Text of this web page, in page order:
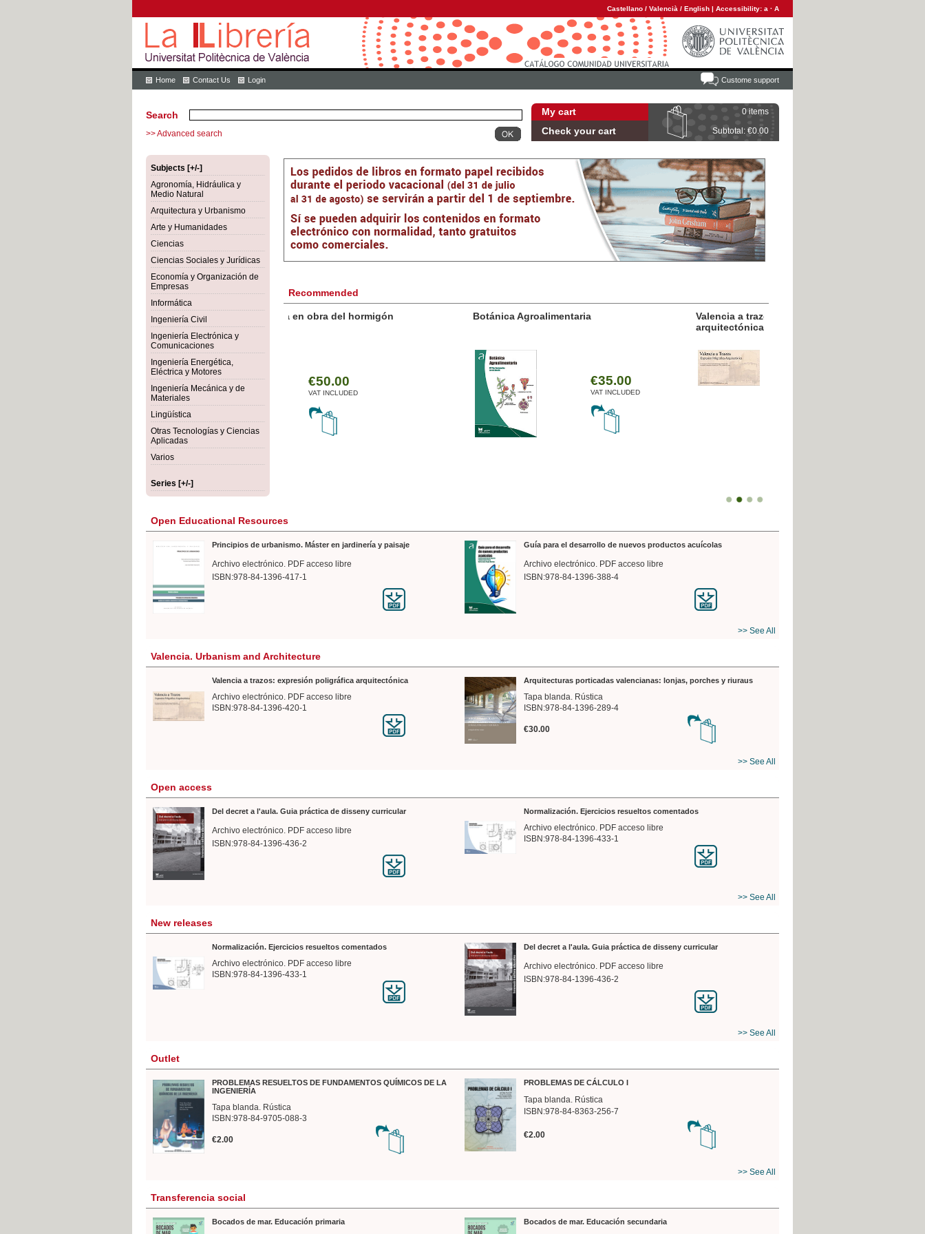
Castellano / Valencià / English | Accessibility: a · A
Custome support
Home Contact Us Login
My cart 0 items
Check your cart Subtotal: €0.00
Search
>> Advanced search
Subjects [+/-]
Agronomía, Hidráulica y
Medio Natural
Arquitectura y Urbanismo
Arte y Humanidades
Ciencias
Ciencias Sociales y Jurídicas
Economía y Organización de
Empresas
Informática
Ingeniería Civil
Ingeniería Electrónica y
Comunicaciones
Ingeniería Energética,
Eléctrica y Motores
Ingeniería Mecánica y de
Materiales
Lingüística
Otras Tecnologías y Ciencias
Aplicadas
Varios
Series [+/-]
Recommended
Botánica Agroalimentaria
Valencia a trazos: expresión poligráfica
Open Educational Resources
Principios de urbanismo. Máster en jardinería y paisaje
Archivo electrónico. PDF acceso libre
ISBN:978-84-1396-417-1
Guía para el desarrollo de nuevos productos acuícolas
Archivo electrónico. PDF acceso libre
ISBN:978-84-1396-388-4
>> See All
Valencia. Urbanism and Architecture
Valencia a trazos: expresión poligráfica arquitectónica
Archivo electrónico. PDF acceso libre
ISBN:978-84-1396-420-1
Arquitecturas porticadas valencianas: lonjas, porches y riuraus
Tapa blanda. Rústica
ISBN:978-84-1396-289-4
€30.00
>> See All
Open access
Del decret a l'aula. Guia práctica de disseny curricular
Archivo electrónico. PDF acceso libre
ISBN:978-84-1396-436-2
Normalización. Ejercicios resueltos comentados
Archivo electrónico. PDF acceso libre
ISBN:978-84-1396-433-1
>> See All
New releases
Normalización. Ejercicios resueltos comentados
Archivo electrónico. PDF acceso libre
ISBN:978-84-1396-433-1
Del decret a l'aula. Guia práctica de disseny curricular
Archivo electrónico. PDF acceso libre
ISBN:978-84-1396-436-2
>> See All
Outlet
PROBLEMAS RESUELTOS DE FUNDAMENTOS QUÍMICOS DE LA
INGENIERÍA
Tapa blanda. Rústica
ISBN:978-84-9705-088-3
€2.00
PROBLEMAS DE CÁLCULO I
Tapa blanda. Rústica
ISBN:978-84-8363-256-7
€2.00
>> See All
Transferencia social
Bocados de mar. Educación primaria Bocados de mar. Educación secundaria